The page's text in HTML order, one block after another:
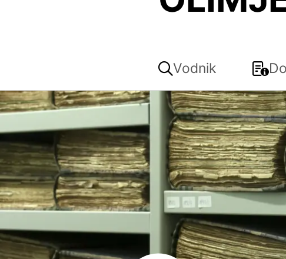
Vodnik